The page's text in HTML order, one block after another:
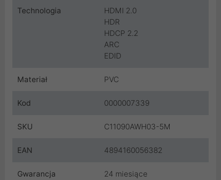
Technologia
HDMI 2.0
HDR
HDCP 2.2
ARC
EDID
Materiał PVC
Kod 0000007339
SKU C11090AWH03-5M
EAN 4894160056382
Gwarancja
24 miesiące